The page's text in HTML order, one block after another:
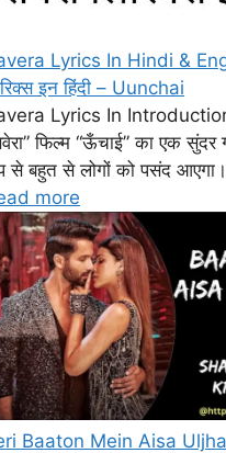
Lyrics In Hindi &
इन हिंदी – Uunchai
Lyrics In
फिल्म “ऊँचाई” का एक सुंदर
से बहुत से लोगों को पसंद
more
Baaton Mein Aisa